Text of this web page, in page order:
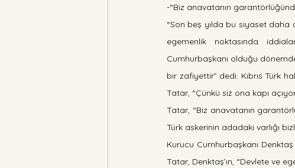
-“Biz anavatanın
“Son beş yılda bu siyaset daha
egemenlik noktasında
Cumhurbaşkanı olduğu
bir zafiyettir” dedi. Kıbrıs Türk
Tatar, “Çünkü siz ona kapı
Tatar, “Biz anavatanın
Türk askerinin adadaki varlığı
Kurucu Cumhurbaşkanı
Tatar, Denktaş’ın, “Devlete ve